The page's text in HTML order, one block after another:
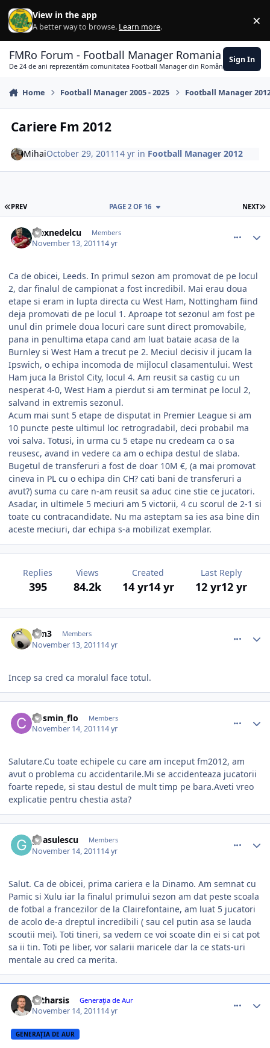
Skip to content
View in the app
A better way to browse. Learn more. ×
FMRo Forum - Football Manager Romania
De 24 de ani reprezentăm comunitatea Football Manager din România
Sign In
Home Football Manager 2005 - 2025 Football Manager
Cariere Fm 2012
MihaiOctober 29, 2011 14 yr in Football Manager 2012
FIRST PAGE
PREV NEXT
PAGE 2 OF 16
alexnedelcu Members
November 13, 201114 yr
Ca de obicei, Leeds. In primul sezon am promovat de pe locul
2, dar finalul de campionat a fost incredibil. Mai erau doua
etape si eram in lupta directa cu West Ham, Nottingham fiind
deja promovati de pe locul 1. Aproape tot sezonul am fost pe
unul din primele doua locuri care sunt direct promovabile,
pana in penultima etapa cand am luat bataie acasa de la
Burnley si West Ham a trecut pe 2. Meciul decisiv il jucam la
Ipswich, o echipa incomoda de mijlocul clasamentului. West
Ham juca la Bristol City, locul 4. Am reusit sa castig cu un
nesperat 4-0, West Ham a pierdut si am terminat pe locul 2,
salvand in extremis sezonul.
Acum mai sunt 5 etape de disputat in Premier League si am
10 puncte peste ultimul loc retrogradabil, deci probabil ma
voi salva. Totusi, in urma cu 5 etape nu credeam ca o sa
reusesc, avand in vedere ca am o echipa destul de slaba.
Bugetul de transferuri a fost de doar 10M €, (a mai promovat
cineva in PL cu o echipa din CH? cati bani de transferuri a
avut?) suma cu care n-am reusit sa aduc cine stie ce jucatori.
Asadar, in ultimele 5 meciuri am 5 victorii, 4 cu scorul de 2-1 si
toate cu contracandidate. Nu ma asteptam sa ies asa bine din
aceste meciuri, dar echipa s-a mobilizat exemplar.
Replies
395
Views
84.2k
Created
14 yr14 yr
Last Reply
12 yr12 yr
L0n3 Members
November 13, 201114 yr
Incep sa cred ca moralul face totul.
Cosmin_flo Members
November 14, 201114 yr
Salutare.Cu toate echipele cu care am inceput fm2012, am
avut o problema cu accidentarile.Mi se accidenteaza jucatorii
foarte repede, si stau destul de mult timp pe bara.Aveti vreo
explicatie pentru chestia asta?
gbasulescu Members
November 14, 201114 yr
Salut. Ca de obicei, prima cariera e la Dinamo. Am semnat cu
Pamic si Xulu iar la finalul primului sezon am dat peste scoala
de fotbal a francezilor de la Clairefontaine, am luat 5 jucatori
de acolo de-a dreptul incredibili ( sau cel putin asa se lauda
scoutii mei). Toti tineri, sa vedem ce voi scoate din ei si cat pot
sa ii tin. Toti pe liber, vor salarii maricele dar la ce stats-uri
mentale au cred ca merita.
catharsis Generaţia de Aur
November 14, 201114 yr
GENERAŢIA DE AUR